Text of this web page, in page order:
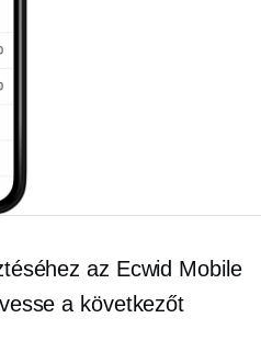
az Ecwid Mobile
a következőt